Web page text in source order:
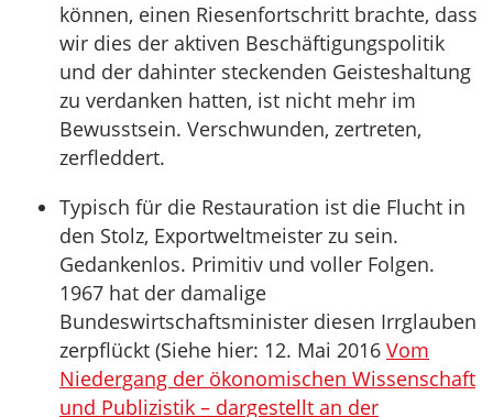
können, einen Riesenfortschritt brachte, dass
wir dies der aktiven Beschäftigungspolitik
und der dahinter steckenden Geisteshaltung
zu verdanken hatten, ist nicht mehr im
Bewusstsein. Verschwunden, zertreten,
zerfleddert.
Typisch für die Restauration ist die Flucht in
den Stolz, Exportweltmeister zu sein.
Gedankenlos. Primitiv und voller Folgen.
1967 hat der damalige
Bundeswirtschaftsminister diesen Irrglauben
zerpflückt (Siehe hier: 12. Mai 2016 Vom
Niedergang der ökonomischen Wissenschaft
und Publizistik – dargestellt an der